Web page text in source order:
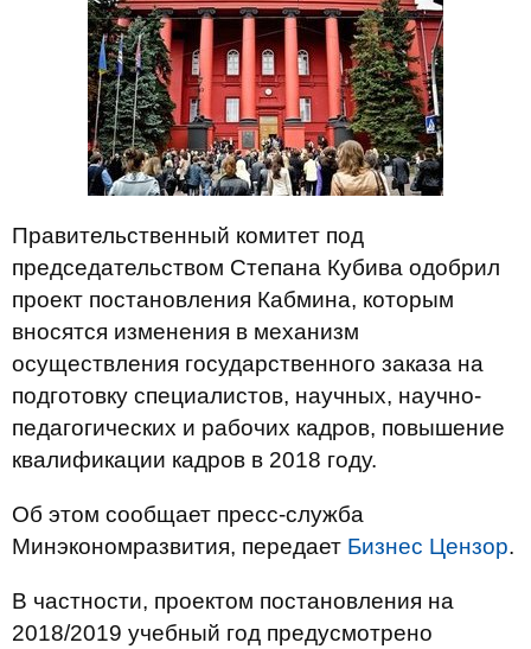
Правительственный комитет под
председательством Степана Кубива одобрил
проект постановления Кабмина, которым
вносятся изменения в механизм
осуществления государственного заказа на
подготовку специалистов, научных, научно-
педагогических и рабочих кадров, повышение
квалификации кадров в 2018 году.
Об этом сообщает пресс-служба
Минэкономразвития, передает Бизнес Цензор.
В частности, проектом постановления на
2018/2019 учебный год предусмотрено